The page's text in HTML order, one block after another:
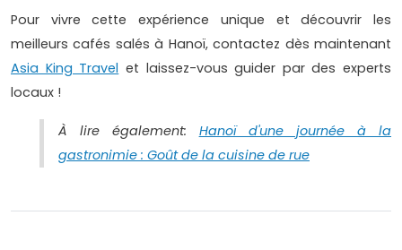
Pour vivre cette expérience unique et découvrir les
meilleurs cafés salés à Hanoï, contactez dès maintenant
Asia King Travel et laissez-vous guider par des experts
locaux !
À lire également: Hanoï d'une journée à la
gastronimie : Goût de la cuisine de rue